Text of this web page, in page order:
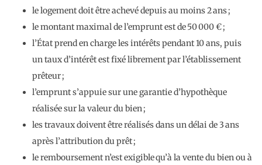
le logement doit être achevé depuis au moins 2 ans ;
le montant maximal de l’emprunt est de 50 000 € ;
l’État prend en charge les intérêts pendant 10 ans, puis
un taux d’intérêt est fixé librement par l’établissement
prêteur ;
l’emprunt s’appuie sur une garantie d’hypothèque
réalisée sur la valeur du bien ;
les travaux doivent être réalisés dans un délai de 3 ans
après l’attribution du prêt ;
le remboursement n’est exigible qu’à la vente du bien ou à